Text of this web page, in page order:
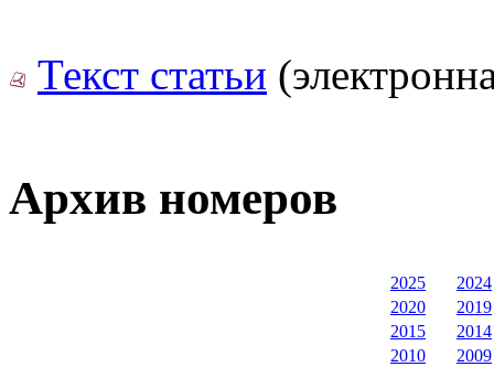
Текст статьи
Архив номеров
2025
2024
2020
2019
2015
2014
2010
2009